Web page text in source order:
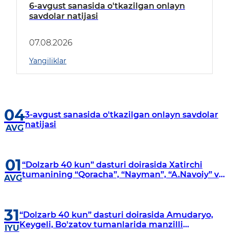
6-avgust sanasida o'tkazilgan onlayn
savdolar natijasi
07.08.2026
Yangiliklar
04
AVG
3-avgust sanasida o'tkazilgan onlayn savdolar
natijasi
01
AVG
“Dolzarb 40 kun” dasturi doirasida Xatirchi
tumanining “Qoracha”, “Nayman”, “A.Navoiy” va
31
IYU
“Dolzarb 40 kun” dasturi doirasida Amudaryo,
Keygeli, Bo'zatov tumanlarida manzilli